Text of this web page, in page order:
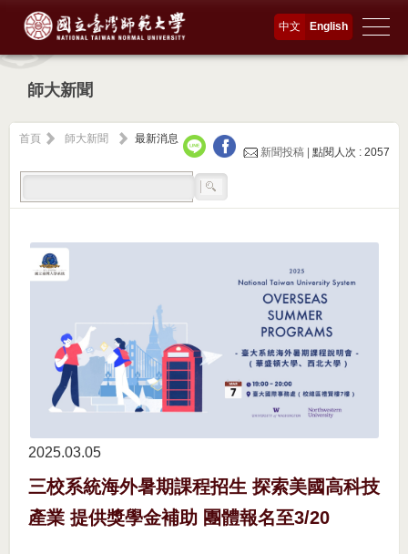
English
中文
師大新聞
首頁 師大新聞
最新消息
新聞投稿 |點閱人次 : 2057
2025.03 05
三校系統海外暑期課程招生 探索美國高科技
產業 提供獎學金補助 團體報名至3/20